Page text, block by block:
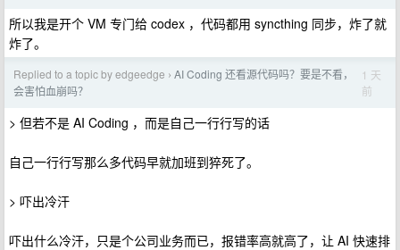
所以我是开个 VM 专门给 codex ，代码都用 syncthing 同步，炸了就
炸了。
Replied to a topic by edgeedge › AI Coding 还看源代码吗？要是不看，
会害怕血崩吗？
1 天
前
> 但若不是 AI Coding ，而是自己一行行写的话
自己一行行写那么多代码早就加班到猝死了。
> 吓出冷汗
吓出什么冷汗，只是个公司业务而已，报错率高就高了，让 AI 快速排